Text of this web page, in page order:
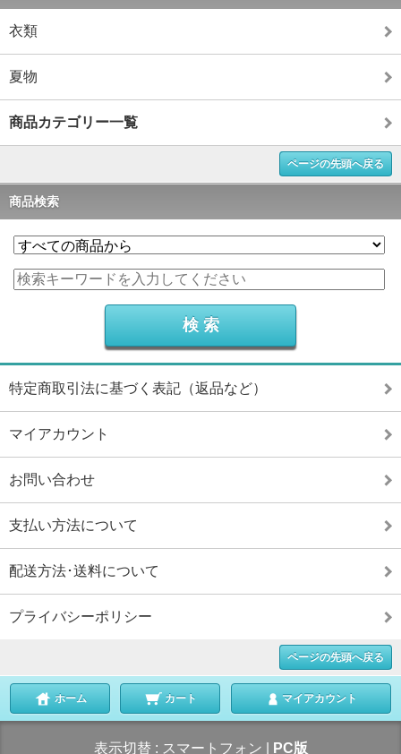
衣類
夏物
商品カテゴリー一覧
ページの先頭へ戻る
商品検索
特定商取引法に基づく表記（返品など）
マイアカウント
お問い合わせ
支払い方法について
配送方法･送料について
プライバシーポリシー
ページの先頭へ戻る
ホーム カート マイアカウント
表示切替 : スマートフォン PC版